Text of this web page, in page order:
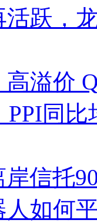
活跃，
高溢价
PPI同
岸信托
如何